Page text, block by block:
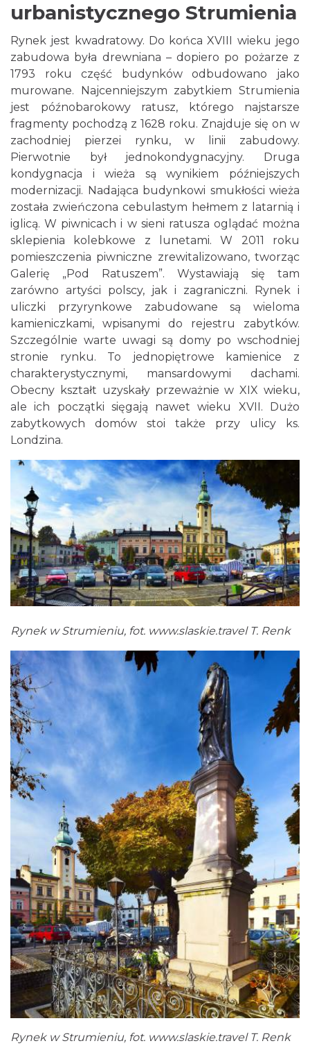
urbanistycznego Strumienia
Rynek jest kwadratowy. Do końca XVIII wieku jego
zabudowa była drewniana – dopiero po pożarze z
1793 roku część budynków odbudowano jako
murowane. Najcenniejszym zabytkiem Strumienia
jest późnobarokowy ratusz, którego najstarsze
fragmenty pochodzą z 1628 roku. Znajduje się on w
zachodniej pierzei rynku, w linii zabudowy.
Pierwotnie był jednokondygnacyjny. Druga
kondygnacja i wieża są wynikiem późniejszych
modernizacji. Nadająca budynkowi smukłości wieża
została zwieńczona cebulastym hełmem z latarnią i
iglicą. W piwnicach i w sieni ratusza oglądać można
sklepienia kolebkowe z lunetami. W 2011 roku
pomieszczenia piwniczne zrewitalizowano, tworząc
Galerię „Pod Ratuszem”. Wystawiają się tam
zarówno artyści polscy, jak i zagraniczni. Rynek i
uliczki przyrynkowe zabudowane są wieloma
kamieniczkami, wpisanymi do rejestru zabytków.
Szczególnie warte uwagi są domy po wschodniej
stronie rynku. To jednopiętrowe kamienice z
charakterystycznymi, mansardowymi dachami.
Obecny kształt uzyskały przeważnie w XIX wieku,
ale ich początki sięgają nawet wieku XVII. Dużo
zabytkowych domów stoi także przy ulicy ks.
Londzina.
Rynek w Strumieniu, fot. www.slaskie.travelT. Renk
Rynek w Strumieniu, fot. www.slaskie.travelT. Renk